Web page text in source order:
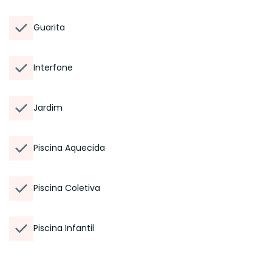
Guarita
Interfone
Jardim
Piscina Aquecida
Piscina Coletiva
Piscina Infantil